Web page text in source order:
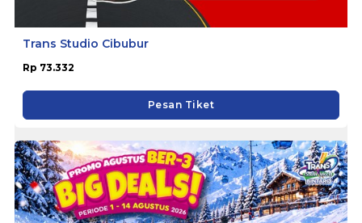
Trans Studio Cibubur
Rp 73.332
Pesan Tiket